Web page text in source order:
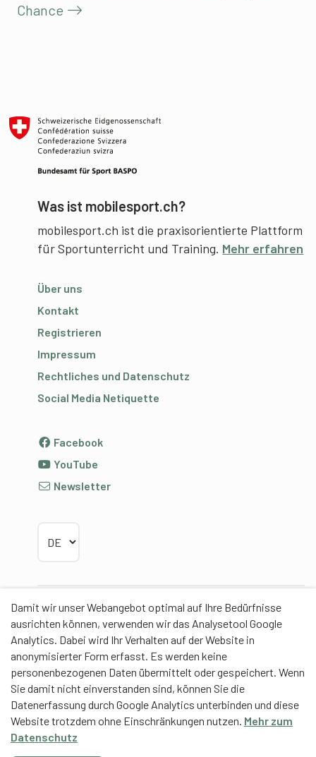
Damit wir unser Webangebot optimal auf Ihre Bedürfnisse
ausrichten können, verwenden wir das Analysetool Google
Analytics. Dabei wird Ihr Verhalten auf der Website in
anonymisierter Form erfasst. Es werden keine
personenbezogenen Daten übermittelt oder gespeichert. Wenn
Sie damit nicht einverstanden sind, können Sie die
Datenerfassung durch Google Analytics unterbinden und diese
Website trotzdem ohne Einschränkungen nutzen. Mehr zum
Datenschutz
Chance
Was ist mobilesport.ch?
mobilesport.ch ist die praxisorientierte Plattform
für Sportunterricht und Training. Mehr erfahren
Über uns
Kontakt
Registrieren
Impressum
Rechtliches und Datenschutz
Social Media Netiquette
Facebook
YouTube
Newsletter
Partner
Contentpartner
Eidgenössische Hochschule für Sport Magglingen
EHSM